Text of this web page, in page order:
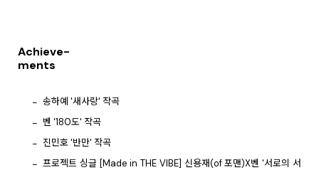
Achieve-
ments
송하예 '새사랑' 작곡
벤 '180도' 작곡
진민호 '반만' 작곡
프로젝트 싱글 [Made in THE VIBE] 신용재(of 포맨)X벤 '서로의 서